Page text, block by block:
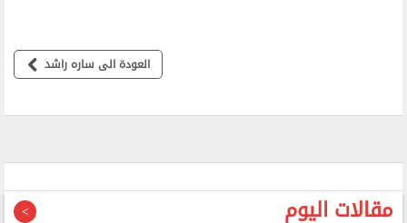
العودة الى ساره راشد
مقالات اليوم